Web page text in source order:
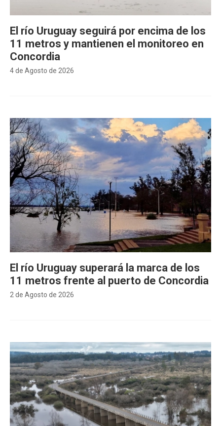
4 de Agosto de 2026
El río Uruguay seguirá por encima de los
11 metros y mantienen el monitoreo en
Concordia
2 de Agosto de 2026
El río Uruguay superará la marca de los
11 metros frente al puerto de Concordia